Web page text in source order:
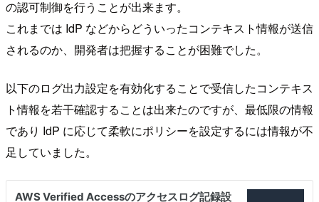
の認可制御を行うことが出来ます。
これまでは IdP などからどういったコンテキスト情報が送信
されるのか、開発者は把握することが困難でした。
以下のログ出力設定を有効化することで受信したコンテキス
ト情報を若干確認することは出来たのですが、最低限の情報
であり IdP に応じて柔軟にポリシーを設定するには情報が不
足していました。